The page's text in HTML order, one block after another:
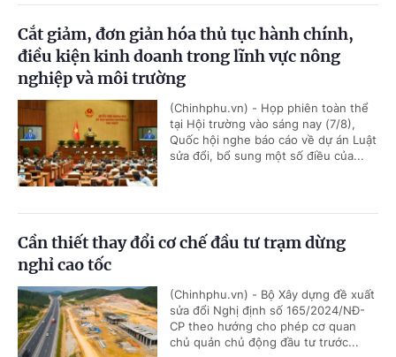
Cắt giảm, đơn giản hóa thủ tục hành chính,
điều kiện kinh doanh trong lĩnh vực nông
nghiệp và môi trường
(Chinhphu.vn) - Họp phiên toàn thể
tại Hội trường vào sáng nay (7/8),
Quốc hội nghe báo cáo về dự án Luật
sửa đổi, bổ sung một số điều của...
Cần thiết thay đổi cơ chế đầu tư trạm dừng
nghỉ cao tốc
(Chinhphu.vn) - Bộ Xây dựng đề xuất
sửa đổi Nghị định số 165/2024/NĐ-
CP theo hướng cho phép cơ quan
chủ quản chủ động đầu tư trước...